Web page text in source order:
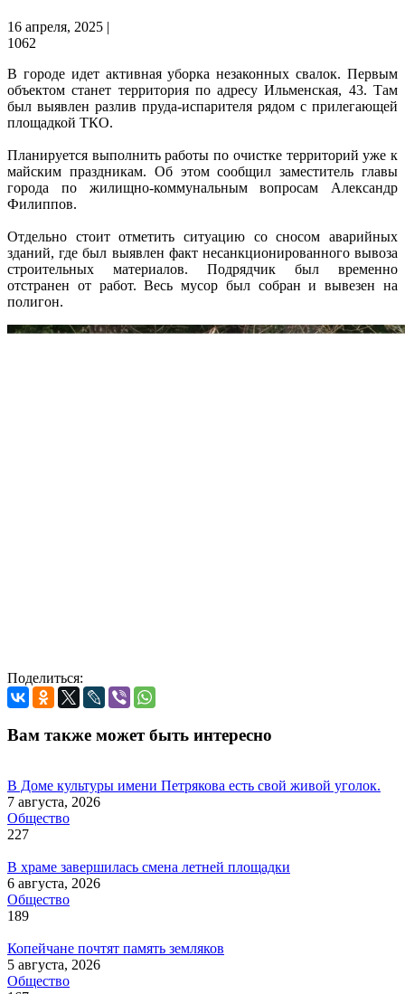
16 апреля, 2025 |
1062
В городе идет активная уборка незаконных свалок. Первым
объектом станет территория по адресу Ильменская, 43. Там
был выявлен разлив пруда-испарителя рядом с прилегающей
площадкой ТКО.
Планируется выполнить работы по очистке территорий уже к
майским праздникам. Об этом сообщил заместитель главы
города по жилищно-коммунальным вопросам Александр
Филиппов.
Отдельно стоит отметить ситуацию со сносом аварийных
зданий, где был выявлен факт несанкционированного вывоза
строительных материалов. Подрядчик был временно
отстранен от работ. Весь мусор был собран и вывезен на
полигон.
Поделиться:
Вам также может быть интересно
В Доме культуры имени Петрякова есть свой живой уголок.
7 августа, 2026
Общество
227
В храме завершилась смена летней площадки
6 августа, 2026
Общество
189
Копейчане почтят память земляков
5 августа, 2026
Общество